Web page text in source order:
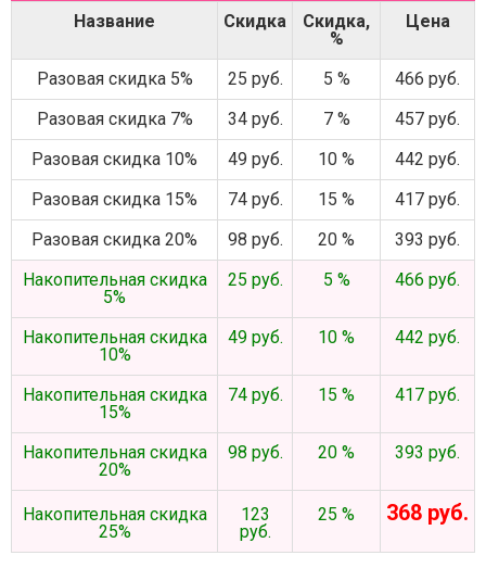
Название Скидка
Скидка,
%
Цена
Разовая скидка 5% 25 руб. 5 %
466 руб.
Разовая скидка 7%
34 руб. 7 %
457 руб.
Разовая скидка 10%
49 руб. 10 %
442 руб.
Разовая скидка 15%
74 руб. 15 %
417 руб.
Разовая скидка 20%
98 руб. 20 %
393 руб.
Накопительная скидка
5%
25 руб. 5 % 466 руб.
Накопительная скидка
10%
49 руб. 10 % 442 руб.
Накопительная скидка
15%
74 руб. 15 % 417 руб.
Накопительная скидка
20%
98 руб. 20 % 393 руб.
Накопительная скидка
25%
123
руб.
25 % 368 руб.